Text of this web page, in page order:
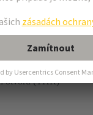
otvorů (THR)